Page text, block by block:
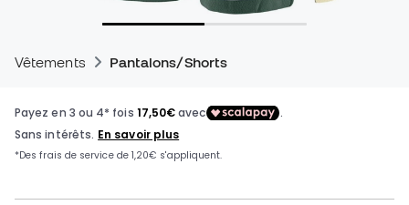
Vêtements Pantalons/Shorts